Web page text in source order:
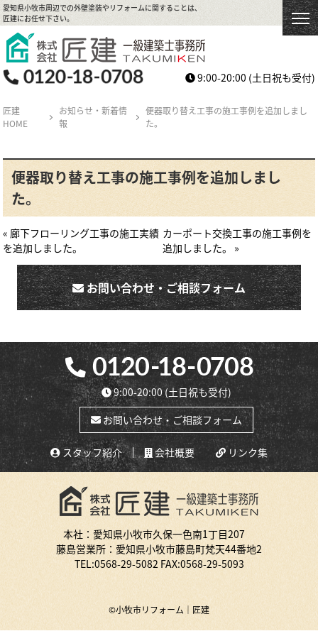
愛知県小牧市周辺での外壁塗装やリフォームに関することは、
匠建にお任せ下さい。
9:00-20:00 (土日祝も受付)
匠建
HOME
お知らせ・新着情
報
便器取り替え工事の施工事例を追加しまし
た。
便器取り替え工事の施工事例を追加しまし
た。
« 廊下フローリング工事の施工実績
を追加しました。
カーポート交換工事の施工事例を
追加しました。 »
お問い合わせ・ご相談フォーム
9:00-20:00(土日祝も受付)
お問い合わせ・ご相談フォーム
スタッフ紹介 会社概要 リンク集
本社：愛知県小牧市久保一色南1丁目207
藤島営業所：愛知県小牧市藤島町梵天44番地2
TEL:0568-29-5082 FAX:0568-29-5093
©小牧市リフォーム｜匠建